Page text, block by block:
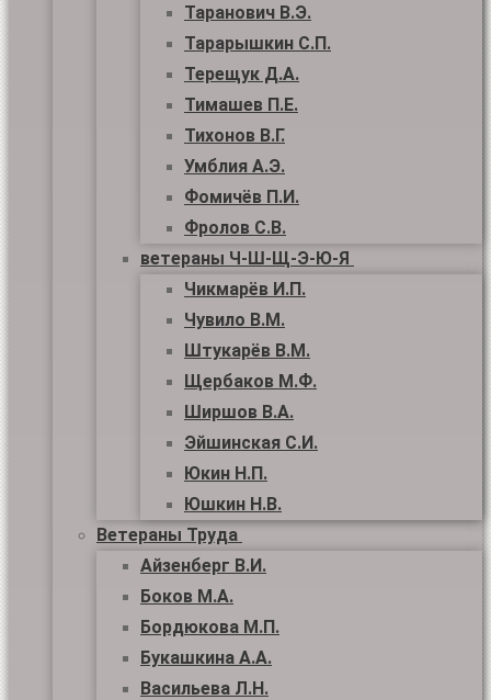
Таранович В.Э.
Тарарышкин С.П.
Терещук Д.А.
Тимашев П.Е.
Тихонов В.Г.
Умблия А.Э.
Фомичёв П.И.
Фролов С.В.
ветераны Ч-Ш-Щ-Э-Ю-Я
Чикмарёв И.П.
Чувило В.М.
Штукарёв В.М.
Щербаков М.Ф.
Ширшов В.А.
Эйшинская С.И.
Юкин Н.П.
Юшкин Н.В.
Ветераны Труда
Айзенберг В.И.
Боков М.А.
Бордюкова М.П.
Букашкина А.А.
Васильева Л.Н.